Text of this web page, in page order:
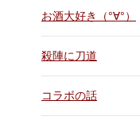
お酒大好き（°∀°）
殺陣に刀道
コラボの話